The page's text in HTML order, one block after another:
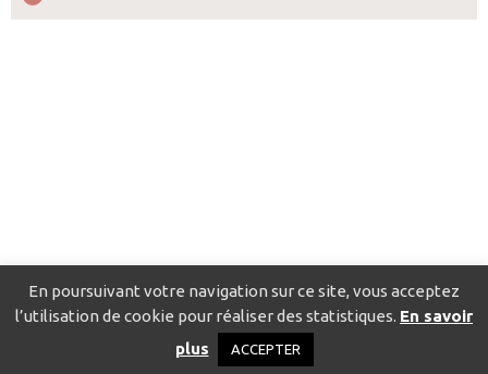
Catalogue pour localiser les fournisseurs
Politique de confidentialité
En poursuivant votre navigation sur ce site, vous acceptez
l’utilisation de cookie pour réaliser des statistiques. En savoir
plus
ACCEPTER